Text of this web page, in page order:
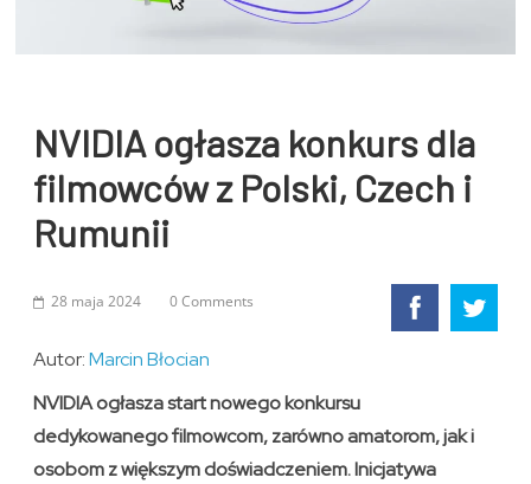
NVIDIA ogłasza konkurs dla
filmowców z Polski, Czech i
Rumunii
28 maja 2024 0 Comments
Autor:Marcin Błocian
NVIDIA ogłasza start nowego konkursu
dedykowanego filmowcom, zarówno amatorom, jak i
osobom z większym doświadczeniem. Inicjatywa